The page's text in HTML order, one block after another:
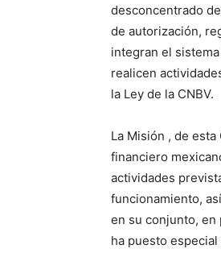
desconcentrado
de autorización,
integran el
realicen
la Ley de la CNBV.
La Misión , de
financiero
actividades
funcionamiento,
en su conjunto, en
ha puesto